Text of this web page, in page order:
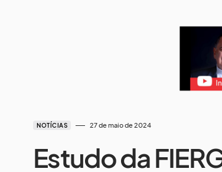
NOTÍCIAS 27 de maio de 2024
Estudo da